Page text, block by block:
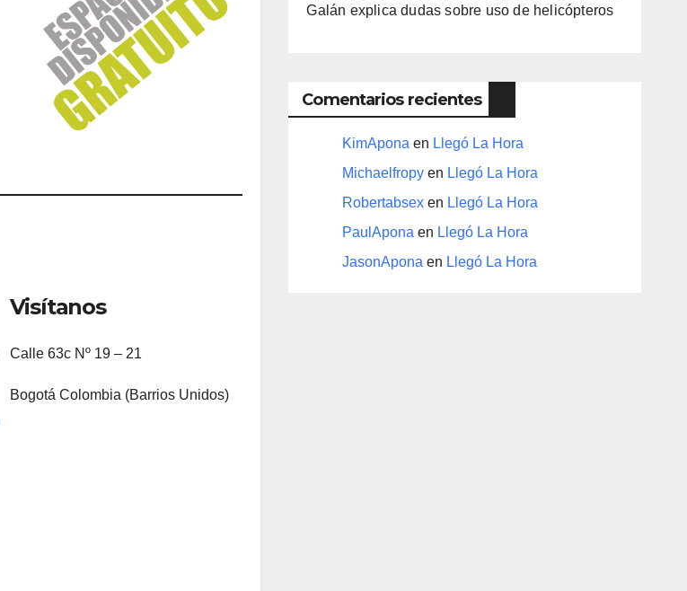
Visítanos
Calle 63c Nº 19 – 21
Bogotá Colombia (Barrios Unidos)
Galán explica dudas sobre uso de helicópteros
Comentarios recientes
KimApona en Llegó La Hora
Michaelfropy en Llegó La Hora
Robertabsex en Llegó La Hora
PaulApona en Llegó La Hora
JasonApona en Llegó La Hora